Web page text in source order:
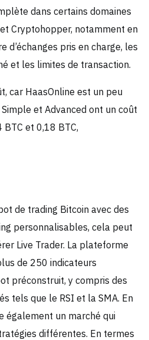
dans certains domaines
Cryptohopper, notamment en
d’échanges pris en charge, les
et les limites de transaction.
car HaasOnline est un peu
et Advanced ont un coût
BTC et 0,18 BTC,
de trading Bitcoin avec des
personnalisables, cela peut
Live Trader. La plateforme
de 250 indicateurs
préconstruit, y compris des
tels que le RSI et la SMA. En
un marché qui
différentes. En termes